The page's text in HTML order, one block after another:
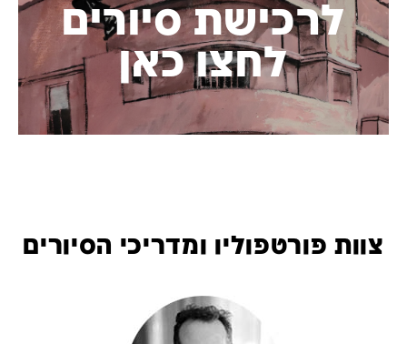
לרכישת סיורים
לחצו כאן
צוות פורטפוליו ומדריכי הסיורים